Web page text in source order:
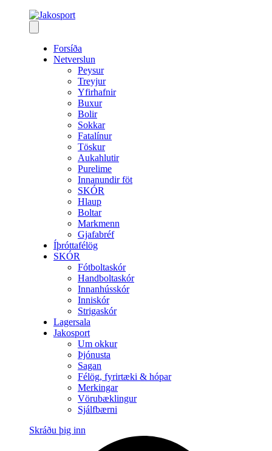
Forsíða
Netverslun
Peysur
Treyjur
Yfirhafnir
Buxur
Bolir
Sokkar
Fatalínur
Töskur
Aukahlutir
Purelime
Innanundir föt
SKÓR
Hlaup
Boltar
Markmenn
Gjafabréf
Íþróttafélög
SKÓR
Fótboltaskór
Handboltaskór
Innanhússkór
Inniskór
Strigaskór
Lagersala
Jakosport
Um okkur
Þjónusta
Sagan
Félög, fyrirtæki & hópar
Merkingar
Vörubæklingur
Sjálfbærni
Skráðu þig inn